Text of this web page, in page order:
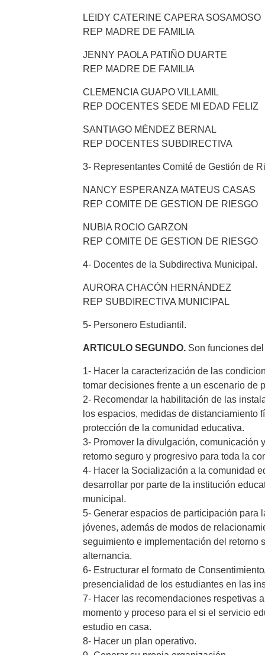
LEIDY CATERINE CAPERA SOSAMOSO
REP MADRE DE FAMILIA
JENNY PAOLA PATIÑO DUARTE
REP MADRE DE FAMILIA
CLEMENCIA GUAPO VILLAMIL
REP DOCENTES SEDE MI EDAD FELIZ
SANTIAGO MÉNDEZ BERNAL
REP DOCENTES SUBDIRECTIVA
3- Representantes Comité de Gestión de
NANCY ESPERANZA MATEUS CASAS
REP COMITE DE GESTION DE RIESGO
NUBIA ROCIO GARZON
REP COMITE DE GESTION DE RIESGO
4- Docentes de la Subdirectiva Municipal.
AURORA CHACÓN HERNÁNDEZ
REP SUBDIRECTIVA MUNICIPAL
5- Personero Estudiantil.
ARTICULO SEGUNDO. Son funciones
1- Hacer la caracterización de las
tomar decisiones frente a un escenario de
2- Recomendar la habilitación de las
los espacios, medidas de distanciamiento
protección de la comunidad educativa.
3- Promover la divulgación, comunicación
retorno seguro y progresivo para toda la
4- Hacer la Socialización a la comunidad
desarrollar por parte de la institución
municipal.
5- Generar espacios de participación para
jóvenes, además de modos de
seguimiento e implementación del retorno
alternancia.
6- Estructurar el formato de
presencialidad de los estudiantes en las
7- Hacer las recomendaciones respetivas
momento y proceso para el si el servicio
estudio en casa.
8- Hacer un plan operativo.